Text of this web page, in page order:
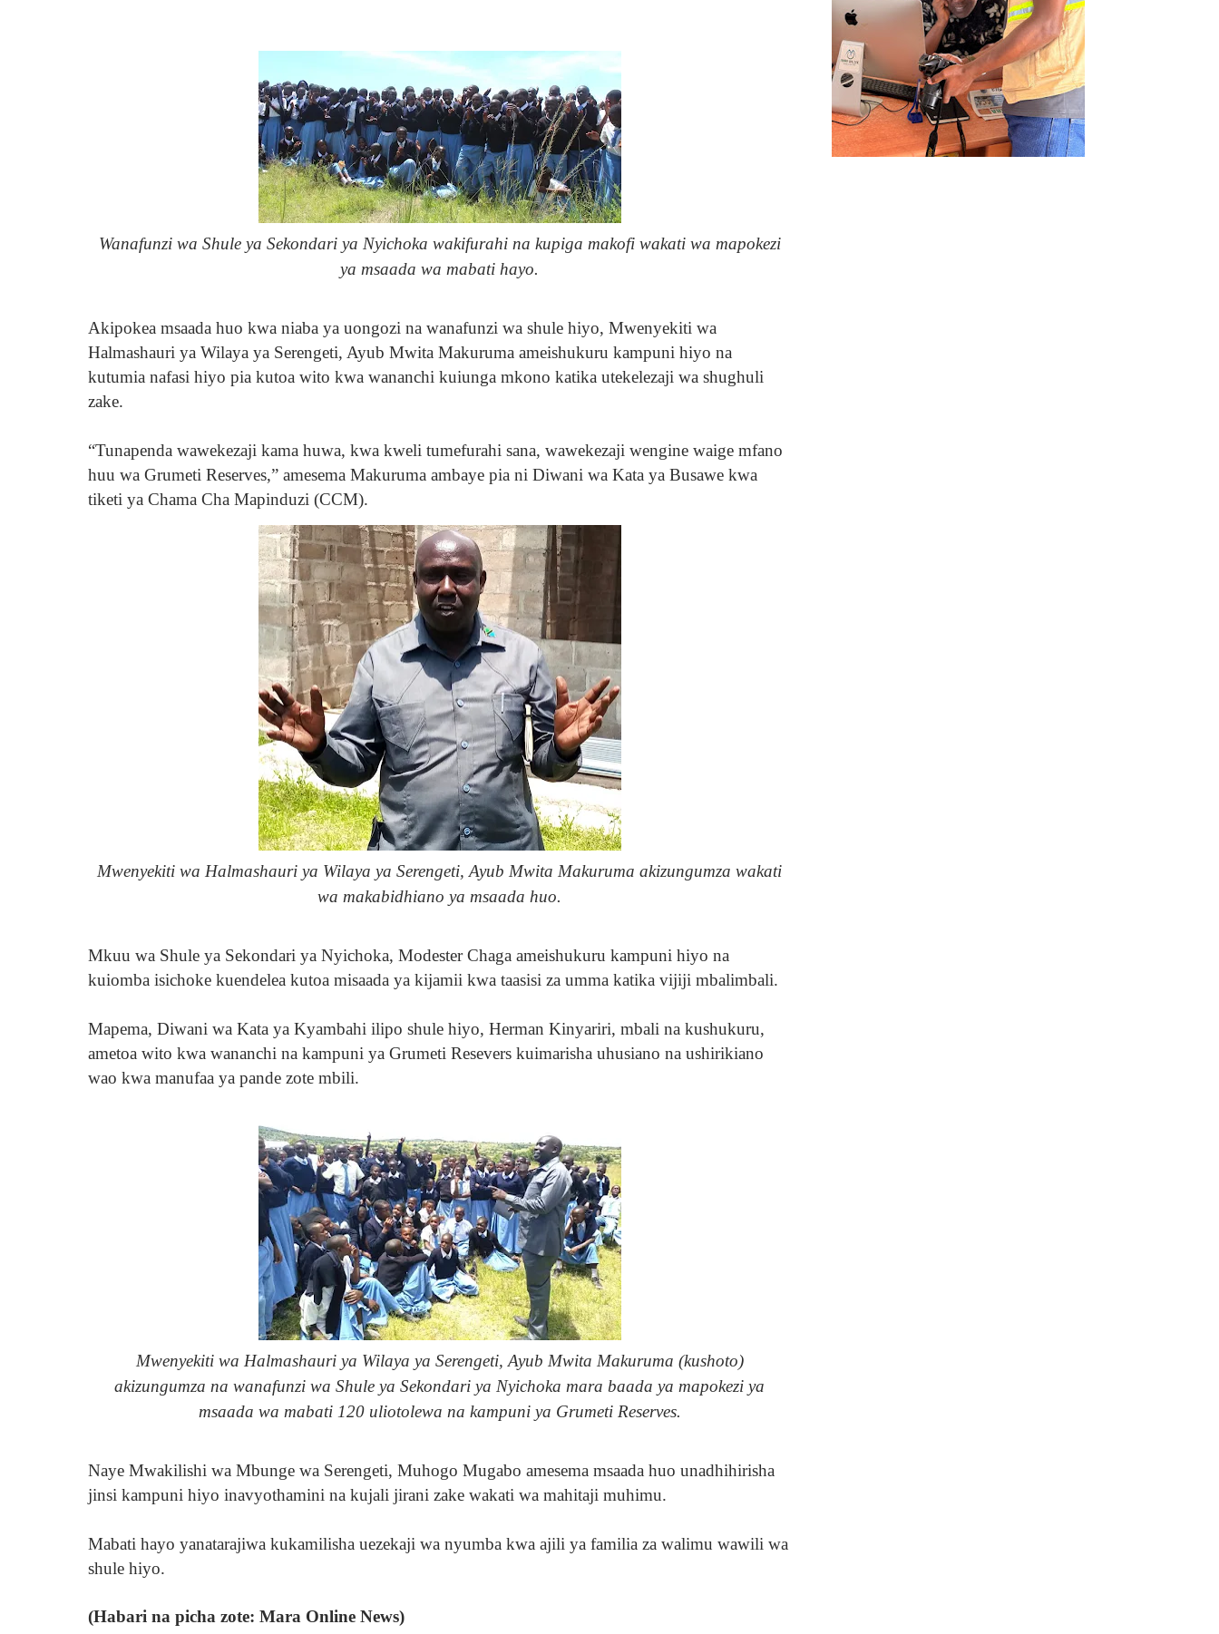
Wanafunzi wa Shule ya Sekondari ya Nyichoka wakifurahi na kupiga makofi wakati wa mapokezi
ya msaada wa mabati hayo.
Akipokea msaada huo kwa niaba ya uongozi na wanafunzi wa shule hiyo, Mwenyekiti wa
Halmashauri ya Wilaya ya Serengeti, Ayub Mwita Makuruma ameishukuru kampuni hiyo na
kutumia nafasi hiyo pia kutoa wito kwa wananchi kuiunga mkono katika utekelezaji wa shughuli
zake.
“Tunapenda wawekezaji kama huwa, kwa kweli tumefurahi sana, wawekezaji wengine waige mfano
huu wa Grumeti Reserves,” amesema Makuruma ambaye pia ni Diwani wa Kata ya Busawe kwa
tiketi ya Chama Cha Mapinduzi (CCM).
Mwenyekiti wa Halmashauri ya Wilaya ya Serengeti, Ayub Mwita Makuruma akizungumza wakati
wa makabidhiano ya msaada huo.
Mkuu wa Shule ya Sekondari ya Nyichoka, Modester Chaga ameishukuru kampuni hiyo na
kuiomba isichoke kuendelea kutoa misaada ya kijamii kwa taasisi za umma katika vijiji mbalimbali.
Mapema, Diwani wa Kata ya Kyambahi ilipo shule hiyo, Herman Kinyariri, mbali na kushukuru,
ametoa wito kwa wananchi na kampuni ya Grumeti Resevers kuimarisha uhusiano na ushirikiano
wao kwa manufaa ya pande zote mbili.
Mwenyekiti wa Halmashauri ya Wilaya ya Serengeti, Ayub Mwita Makuruma (kushoto)
akizungumza na wanafunzi wa Shule ya Sekondari ya Nyichoka mara baada ya mapokezi ya
msaada wa mabati 120 uliotolewa na kampuni ya Grumeti Reserves.
Naye Mwakilishi wa Mbunge wa Serengeti, Muhogo Mugabo amesema msaada huo unadhihirisha
jinsi kampuni hiyo inavyothamini na kujali jirani zake wakati wa mahitaji muhimu.
Mabati hayo yanatarajiwa kukamilisha uezekaji wa nyumba kwa ajili ya familia za walimu wawili wa
shule hiyo.
(Habari na picha zote: Mara Online News)